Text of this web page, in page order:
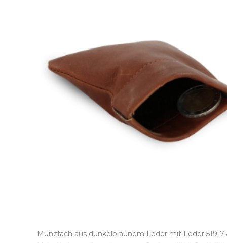
Münzfach aus dunkelbraunem Leder mit Feder 519-